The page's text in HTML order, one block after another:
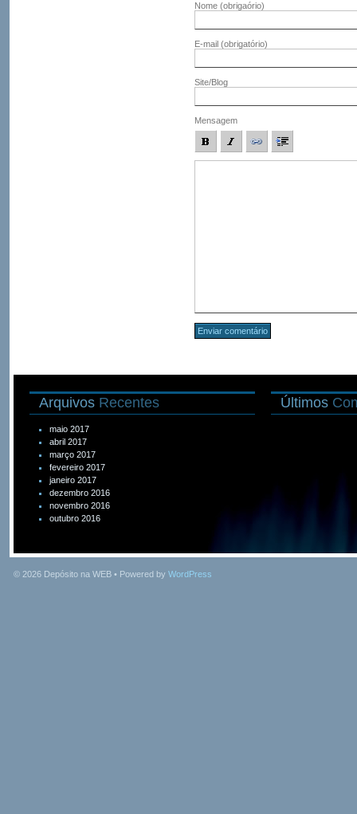
Nome (obrigaório)
E-mail (obrigatório)
Site/Blog
Mensagem
Arquivos Recentes
maio 2017
abril 2017
março 2017
fevereiro 2017
janeiro 2017
dezembro 2016
novembro 2016
outubro 2016
Últimos
© 2026 Depósito na WEB • Powered by WordPress